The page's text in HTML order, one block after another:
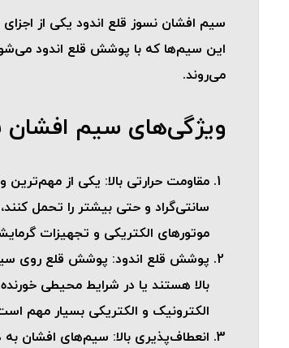
سیم افشان نسوز قلع اندود یکی از
این سیم‌ها که با پوشش قلع اندود
می‌روند.
ویژگی‌های سیم افشان
مقاومت حرارتی بالا
سانتی‌گراد و حتی بیشتر را تحمل
موتورهای الکتریکی و تجهیزات
پوشش قلع اندود: پوشش قلع روی
بالا هستند یا در شرایط محیطی
الکترونیک و الکتریکی بسیار مهم
انعطاف‌پذیری بالا: سیم‌های افشان به